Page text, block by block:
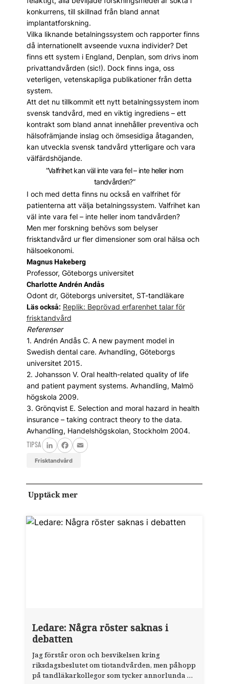
konkurrens, till skillnad från bland annat
implantatforskning.
Vilka liknande betalningssystem och rapporter finns
då internationellt avseende vuxna individer? Det
finns ett system i England, Denplan, som drivs inom
privattandvården (sic!). Dock finns inga, oss
veterligen, vetenskapliga publikationer från detta
system.
Att det nu tillkommit ett nytt betalningssystem inom
svensk tandvård, med en viktig ingrediens – ett
kontrakt som bland annat innehåller preventiva och
hälsofrämjande inslag och ömsesidiga åtaganden,
kan utveckla svensk tandvård ytterligare och vara
välfärdshöjande.
”Valfrihet kan väl inte vara fel – inte heller inom
tandvården?”
I och med detta finns nu också en valfrihet för
patienterna att välja betalningssystem. Valfrihet kan
väl inte vara fel – inte heller inom tandvården?
Men mer forskning behövs som belyser
frisktandvård ur fler dimensioner som oral hälsa och
hälsoekonomi.
Magnus Hakeberg
Professor, Göteborgs universitet
Charlotte Andrén Andås
Odont dr, Göteborgs universitet, ST-tandläkare
Läs också: Replik: Beprövad erfarenhet talar för
frisktandvård
Referenser
1. Andrén Andås C. A new payment model in
Swedish dental care. Avhandling, Göteborgs
universitet 2015.
2. Johansson V. Oral health-related quality of life
and patient payment systems. Avhandling, Malmö
högskola 2009.
3. Grönqvist E. Selection and moral hazard in health
insurance – taking contract theory to the data.
Avhandling, Handelshögskolan, Stockholm 2004.
TIPSA
LinkedInFacebook
Email
frisktandvård
Upptäck mer
Ledare: Några röster saknas i
debatten
Jag förstår oron och besvikelsen kring
riksdagsbeslutet om tiotandvården, men påhopp
på tandläkarkollegor som tycker annorlunda är